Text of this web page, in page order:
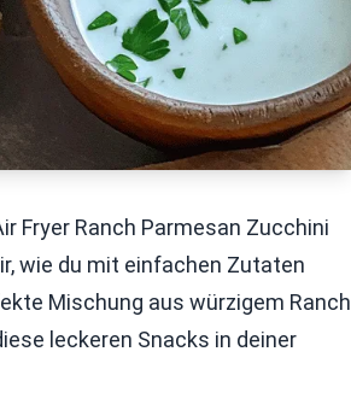
Fryer Ranch Parmesan Zucchini
wie du mit einfachen Zutaten
Mischung aus würzigem Ranch
leckeren Snacks in deiner